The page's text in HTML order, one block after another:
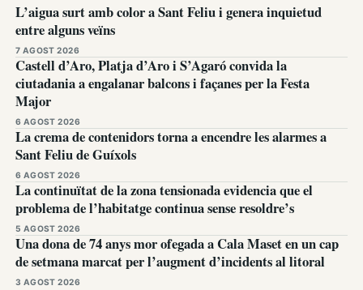
L’aigua surt amb color a Sant Feliu i genera inquietud
entre alguns veïns
7 AGOST 2026
Castell d’Aro, Platja d’Aro i S’Agaró convida la
ciutadania a engalanar balcons i façanes per la Festa
Major
6 AGOST 2026
La crema de contenidors torna a encendre les alarmes a
Sant Feliu de Guíxols
6 AGOST 2026
La continuïtat de la zona tensionada evidencia que el
problema de l’habitatge continua sense resoldre’s
5 AGOST 2026
Una dona de 74 anys mor ofegada a Cala Maset en un cap
de setmana marcat per l’augment d’incidents al litoral
3 AGOST 2026